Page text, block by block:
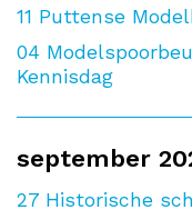
11 Puttense
04
Kennisdag
september
27 Historische